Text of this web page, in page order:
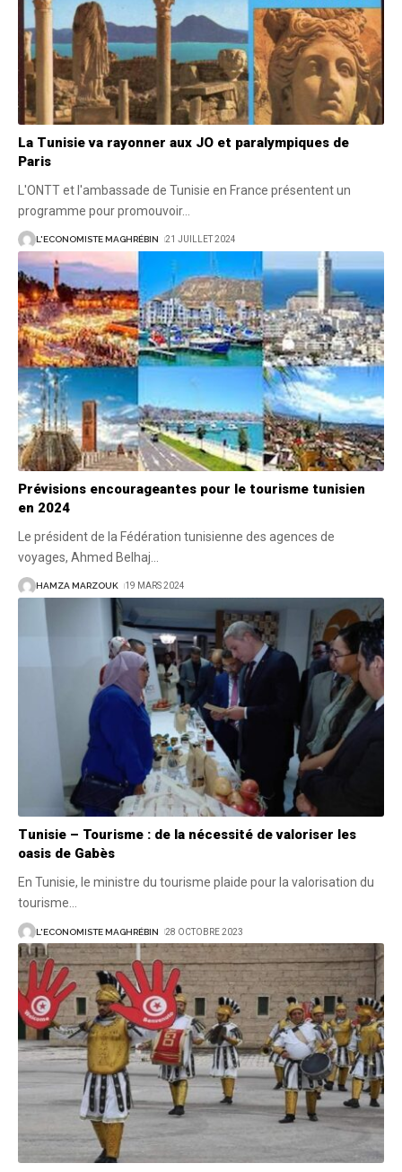
La Tunisie va rayonner aux JO et paralympiques de
Paris
L'ONTT et l'ambassade de Tunisie en France présentent un
programme pour promouvoir…
L'ECONOMISTE MAGHRÉBIN 21 JUILLET 2024
Prévisions encourageantes pour le tourisme tunisien
en 2024
Le président de la Fédération tunisienne des agences de
voyages, Ahmed Belhaj
HAMZA MARZOUK 19 MARS 2024
Tunisie – Tourisme : de la nécessité de valoriser les
oasis de Gabès
En Tunisie, le ministre du tourisme plaide pour la valorisation du
tourisme…
L'ECONOMISTE MAGHRÉBIN 28 OCTOBRE 2023